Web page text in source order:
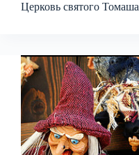
Церковь святого Томаша